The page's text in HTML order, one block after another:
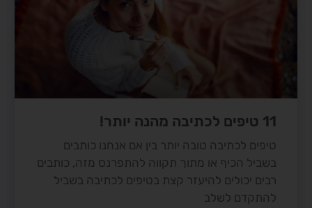
טיפים לכתיבה טובה יותר בין אם אנחנו כותבים
בשביל הכיף או מתוך תקווה להתפרנס מזה, כותבים
רבים יכולים להיעזר קצת בטיפים לכתיבה בשביל
להתקדם לשלב